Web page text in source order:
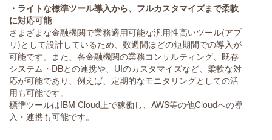
・ライトな標準ツール導入から、フルカスタマイズまで柔軟
に対応可能
さまざまな金融機関で業務適用可能な汎用性高いツール(アプ
リ)として設計しているため、数週間ほどの短期間での導入が
可能です。また、各金融機関の業務コンサルティング、既存
システム・DBとの連携や、UIのカスタマイズなど、柔軟な対
応が可能であり、例えば、定期的なモニタリングとしての活
用も可能です。
標準ツールはIBM Cloud上で稼働し、AWS等の他Cloudへの導
入・連携も可能です。